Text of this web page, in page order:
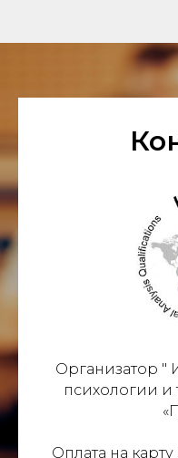
Организатор "
психологии и
Оплата на карту